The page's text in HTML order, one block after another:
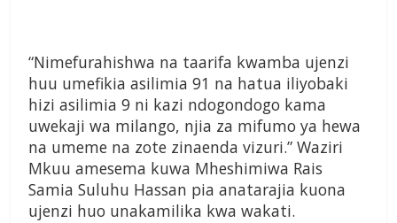
“Nimefurahishwa na taarifa kwamba ujenzi
huu umefikia asilimia 91 na hatua iliyobaki
hizi asilimia 9 ni kazi ndogondogo kama
uwekaji wa milango, njia za mifumo ya hewa
na umeme na zote zinaenda vizuri.” Waziri
Mkuu amesema kuwa Mheshimiwa Rais
Samia Suluhu Hassan pia anatarajia kuona
ujenzi huo unakamilika kwa wakati.